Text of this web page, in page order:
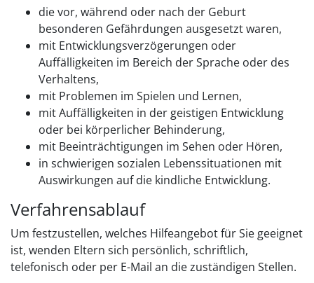
die vor, während oder nach der Geburt
besonderen Gefährdungen ausgesetzt waren,
mit Entwicklungsverzögerungen oder
Auffälligkeiten im Bereich der Sprache oder des
Verhaltens,
mit Problemen im Spielen und Lernen,
mit Auffälligkeiten in der geistigen Entwicklung
oder bei körperlicher Behinderung,
mit Beeinträchtigungen im Sehen oder Hören,
in schwierigen sozialen Lebenssituationen mit
Auswirkungen auf die kindliche Entwicklung.
Verfahrensablauf
Um festzustellen, welches Hilfeangebot für Sie geeignet
ist, wenden Eltern sich persönlich, schriftlich,
telefonisch oder per E-Mail an die zuständigen Stellen.